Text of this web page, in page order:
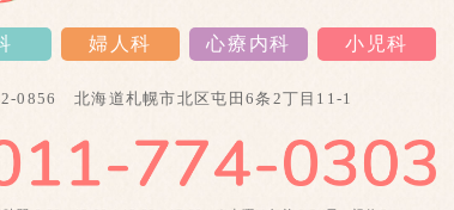
婦人科 心療内科 小児科
0856 北海道札幌市北区屯田6条2丁目11-1